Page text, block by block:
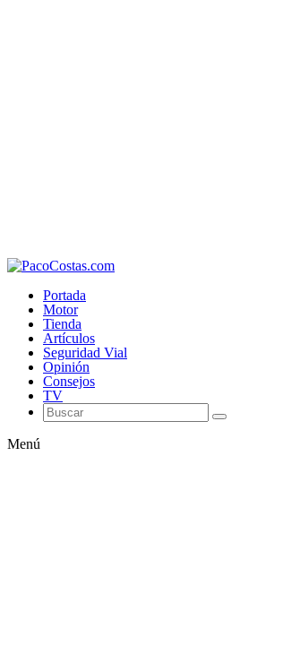
Portada
Motor
Tienda
Artículos
Seguridad Vial
Opinión
Consejos
TV
Menú